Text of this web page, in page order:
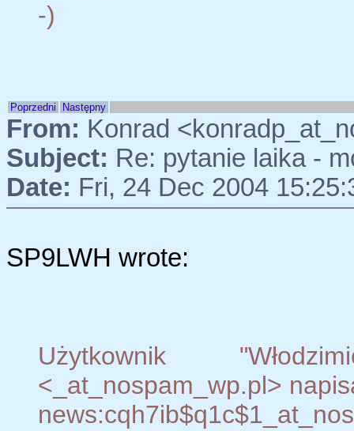
-)
Poprzedni Następny
From: Konrad
Subject: Re: pytanie laika -
Date: Fri, 24 Dec 2004
SP9LWH wrote:
Użytkownik
<_at_nospam_wp.pl>